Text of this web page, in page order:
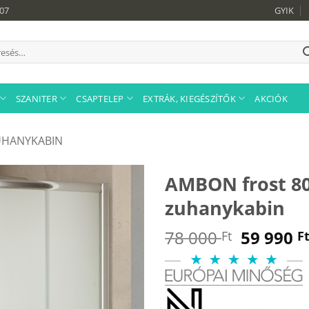
GYIK
SZANITER CSAPTELEP EXTRÁK, KIEGÉSZÍTŐK AKCIÓK
AMBON frost
zuhanykabin
78 000Ft Original
price
was:
78
59 990 Ft